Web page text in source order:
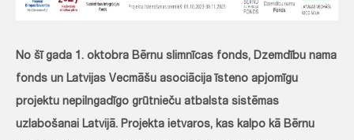
No šī gada 1. oktobra Bērnu slimnīcas fonds, Dzemdību nama
fonds un Latvijas Vecmāšu asociācija īsteno apjomīgu
projektu nepilngadīgo grūtnieču atbalsta sistēmas
uzlabošanai Latvijā. Projekta ietvaros, kas kalpo kā Bērnu